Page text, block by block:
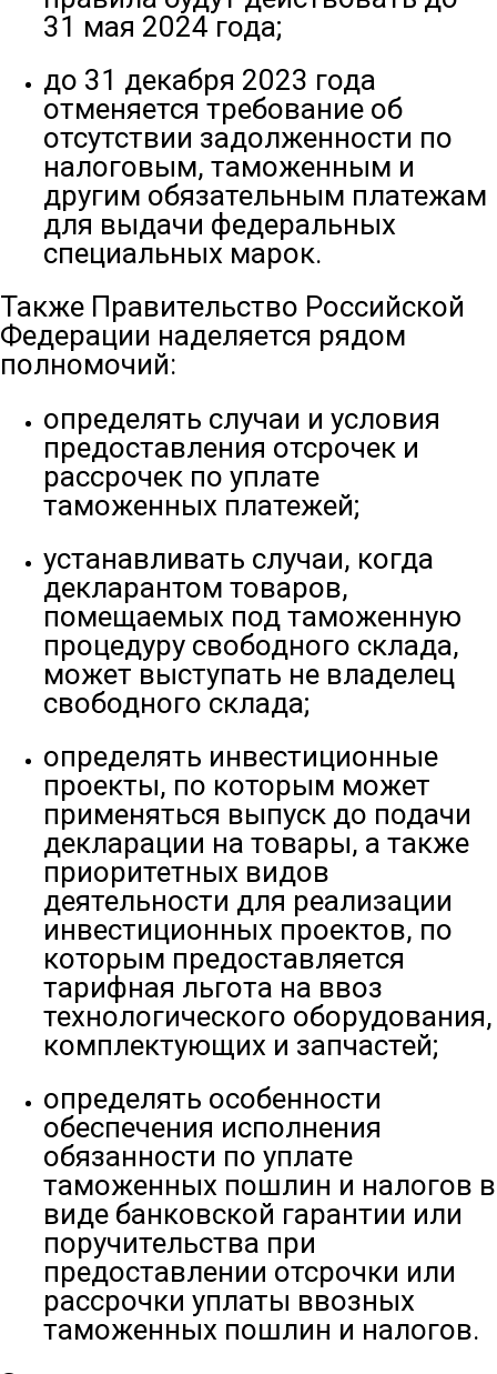
31 мая 2024 года;
до 31 декабря 2023 года
отменяется требование об
отсутствии задолженности по
налоговым, таможенным и
другим обязательным платежам
для выдачи федеральных
специальных марок.
Также Правительство Российской
Федерации наделяется рядом
полномочий:
определять случаи и условия
предоставления отсрочек и
рассрочек по уплате
таможенных платежей;
устанавливать случаи, когда
декларантом товаров,
помещаемых под таможенную
процедуру свободного склада,
может выступать не владелец
свободного склада;
определять инвестиционные
проекты, по которым может
применяться выпуск до подачи
декларации на товары, а также
приоритетных видов
деятельности для реализации
инвестиционных проектов, по
которым предоставляется
тарифная льгота на ввоз
технологического оборудования,
комплектующих и запчастей;
определять особенности
обеспечения исполнения
обязанности по уплате
таможенных пошлин и налогов в
виде банковской гарантии или
поручительства при
предоставлении отсрочки или
рассрочки уплаты ввозных
таможенных пошлин и налогов.